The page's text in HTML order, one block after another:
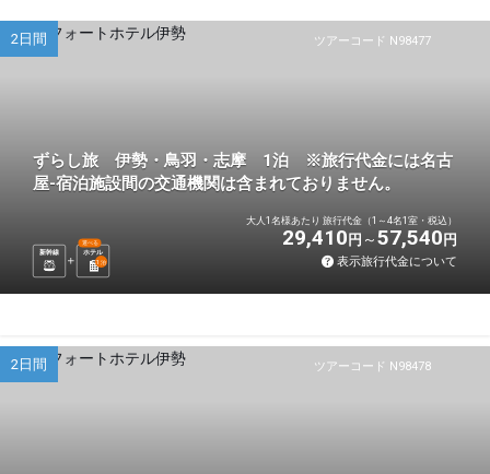
ツアーコード N98477
2日間
ずらし旅 伊勢・鳥羽・志摩 1泊 ※旅行代金には名古
屋-宿泊施設間の交通機関は含まれておりません。
新幹線 ホテル
選べる
1 泊
大人1名様あたり 旅行代金（1～4名1室・税込）
29,410 円 57,540 円
表示旅行代金について
ツアーコード N98478
2日間